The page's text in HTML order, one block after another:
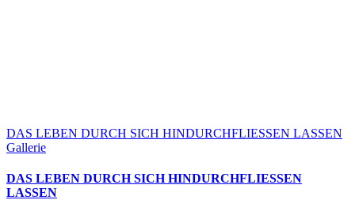
DAS LEBEN DURCH SICH HINDURCHFLIESSEN LASSEN
Gallerie
DAS LEBEN DURCH SICH HINDURCHFLIESSEN
LASSEN